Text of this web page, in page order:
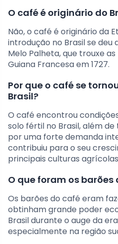
O café é originário do
Não, o café é originário da
introdução no Brasil se deu
Melo Palheta, que trouxe
Guiana Francesa em 1727.
Por que o café se
Brasil?
O café encontrou
solo fértil no Brasil, além
por uma forte demanda
contribuiu para o seu
principais culturas
O que foram os barões
Os barões do café eram
obtinham grande poder
Brasil durante o auge da
especialmente na região